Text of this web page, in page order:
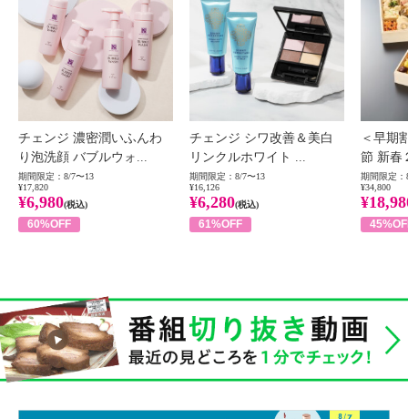
チェンジ 濃密潤いふんわ
り泡洗顔 バブルウォ...
期間限定：8/7〜13
¥17,820
¥6,980(税込)
60%OFF
チェンジ シワ改善＆美白
リンクルホワイト ...
期間限定：8/7〜13
¥16,126
¥6,280(税込)
61%OFF
＜早期
節 新春
期間限定：
¥34,800